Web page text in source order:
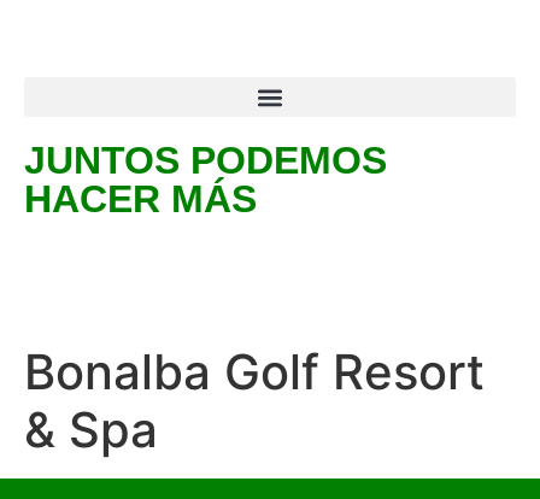
JUNTOS PODEMOS
HACER MÁS
Bonalba Golf Resort
& Spa